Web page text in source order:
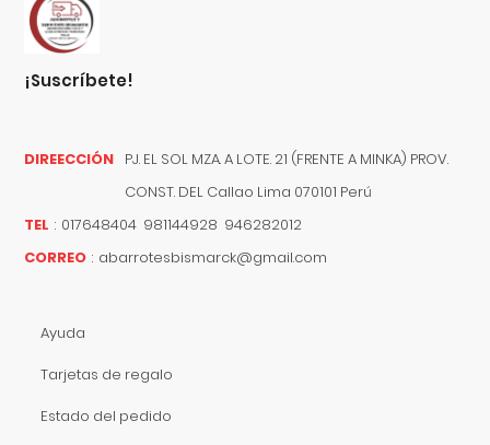
¡suscríbete!
DIREECCIÓN PJ. EL SOL MZA. A LOTE. 21 (FRENTE A MINKA) PROV.
CONST. DEL Callao Lima 070101 Perú
TEL : 017648404 981144928 946282012
CORREO : abarrotesbismarck@gmail.com
Ayuda
Tarjetas de regalo
Estado del pedido